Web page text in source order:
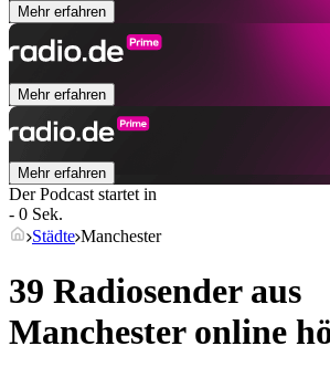
Mehr erfahren
Mehr erfahren
Mehr erfahren
Der Podcast startet in
- 0 Sek.
Städte Manchester
39 Radiosender aus
Manchesteronline